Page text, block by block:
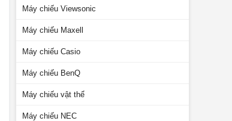
Máy chiếu Viewsonic
Máy chiếu Maxell
Máy chiếu Casio
Máy chiếu BenQ
Máy chiếu vật thể
Máy chiếu NEC